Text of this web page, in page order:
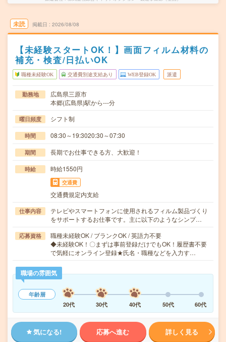
未読 掲載日 2026/08/08
【未経験スタートOK！】画面フィルム材料の
補充・検査/日払いOK
職種未経験OK 交通費別途支給あり WEB登録OK 派遣
勤務地
広島県三原市
本郷(広島県)駅から---分
曜日頻度 シフト制
時間 08:30～19:3020:30～07:30
期間 長期でお仕事できる方、大歓迎！
時給 時給1550円
交通費
交通費規定内支給
仕事内容
テレビやスマートフォンに使用されるフィルム製品づくり
をサポートするお仕事です。主に以下のようなシンプ…
応募資格
職種未経験OK / ブランクOK / 英語力不要
◆未経験OK！〇まずは事前登録だけでもOK！履歴書不要
で気軽にオンライン登録★氏名・職種などを入力す…
職場の雰囲気
年齢層
20代
30代 40代 50代 60代
気になる! 応募へ進む 詳しく見る